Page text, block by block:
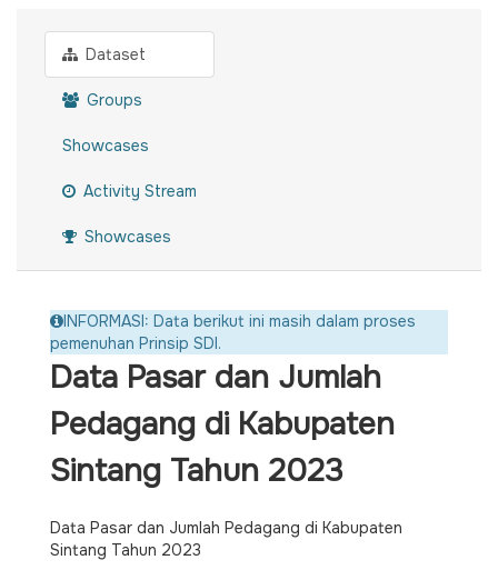
Dataset
Groups
Showcases
Activity Stream
Showcases
INFORMASI: Data berikut ini masih dalam proses
pemenuhan Prinsip SDI.
Data Pasar dan Jumlah
Pedagang di Kabupaten
Sintang Tahun 2023
Data Pasar dan Jumlah Pedagang di Kabupaten
Sintang Tahun 2023